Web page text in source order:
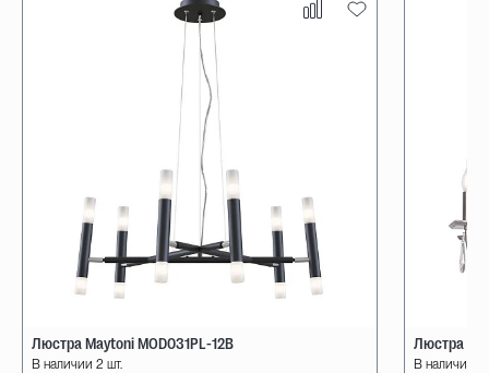
Люстра Maytoni MOD031PL-12B
В наличии 2 шт.
Люстра
В наличии 1